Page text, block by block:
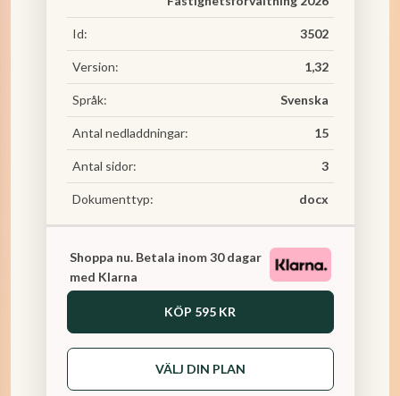
Id: 3502
Version: 1,32
Språk: Svenska
Antal nedladdningar: 15
Antal sidor: 3
Dokumenttyp: docx
Shoppa nu. Betala inom 30 dagar
med Klarna
KÖP 595 KR
VÄLJ DIN PLAN